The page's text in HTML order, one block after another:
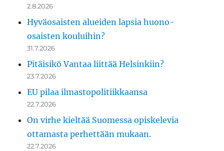
2.8.2026
Hyväosaisten alueiden lapsia huono-
osaisten kouluihin?
31.7.2026
Pitäisikö Vantaa liittää Helsinkiin?
23.7.2026
EU pilaa ilmastopolitiikkaansa
22.7.2026
On virhe kieltää Suomessa opiskelevia
ottamasta perhettään mukaan.
22.7.2026